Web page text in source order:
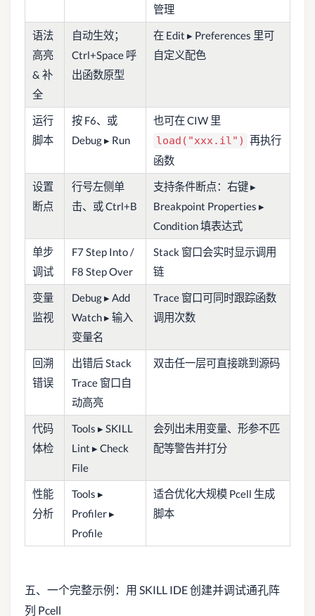
管理
语法
高亮
& 补
全
自动生效；
Ctrl+Space 呼
出函数原型
在 Edit ▸ Preferences 里可
自定义配色
运行
脚本
按 F6、或
Debug ▸ Run
也可在 CIW 里
load("xxx.il") 再执行
函数
设置
断点
行号左侧单
击、或 Ctrl+B
支持条件断点：右键 ▸
Breakpoint Properties ▸
Condition 填表达式
单步
调试
F7 Step Into /
F8 Step Over
Stack 窗口会实时显示调用
链
变量
监视
Debug ▸ Add
Watch ▸ 输入
变量名
Trace 窗口可同时跟踪函数
调用次数
回溯
错误
出错后 Stack
Trace 窗口自
动高亮
双击任一层可直接跳到源码
代码
体检
Tools ▸ SKILL
Lint ▸ Check
File
会列出未用变量、形参不匹
配等警告并打分
性能
分析
Tools ▸
Profiler ▸
Profile
适合优化大规模 Pcell 生成
脚本
五、一个完整示例：用 SKILL IDE 创建并调试通孔阵
列 Pcell